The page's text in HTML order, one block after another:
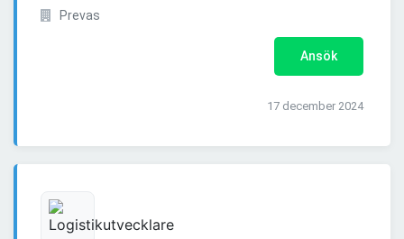
Prevas
Ansök
17 december 2024